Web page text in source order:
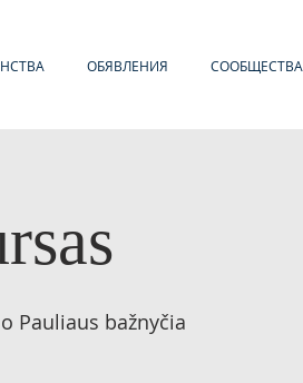
ОБЯВЛЕНИЯ СООБЩЕСТВА
Pauliaus bažnyčia